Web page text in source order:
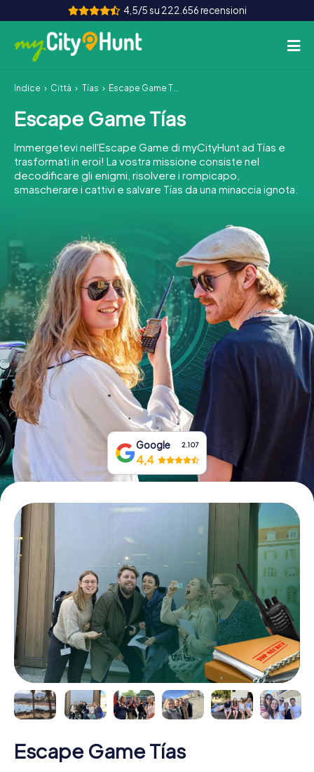
4,5/5 su 222.656 recensioni
Come funziona
Città
Tour
Team Building
INT AT CH
DE
ES
FR UK
IE
IT
NL
Prenota Biglietti
Acquista i Voucher
Indice Città Tías Escape Game Tías
Escape Game Tías
Immergetevi nell'Escape Game di myCityHunt ad Tías e
trasformati in eroi! La vostra missione consiste nel
decodificare gli enigmi, risolvere i rompicapo,
smascherare i cattivi e salvare Tías da una minaccia ignota.
Google 2.107
4,4
Escape Game Tías